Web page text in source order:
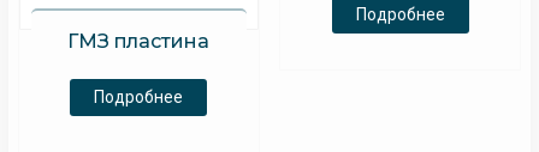
ГМЗ пластина
Подробнее
Подробнее